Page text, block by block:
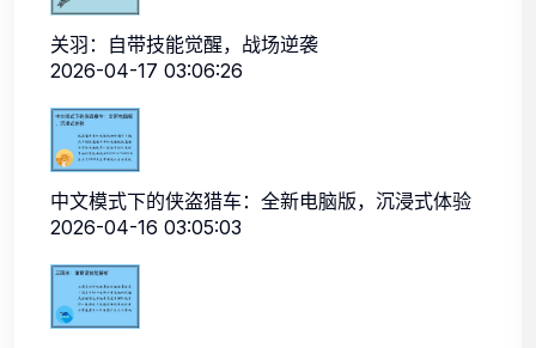
关羽：自带技能觉醒，战场逆袭
2026-04-17 03:06:26
中文模式下的侠盗猎车：全新电脑版，沉浸式体验
2026-04-16 03:05:03